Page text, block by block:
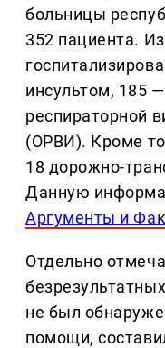
больницы
352 пациента.
инсультом, 185
респираторной
(ОРВИ). Кроме
18 дорожно-
Данную
Аргументы и
Отдельно
не был
помощи,